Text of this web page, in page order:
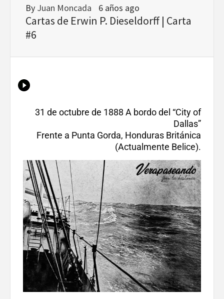
By Juan Moncada 6 años ago
Cartas de Erwin P. Dieseldorff | Carta
#6
31 de octubre de 1888 A bordo del “City of
Dallas”
Frente a Punta Gorda, Honduras Británica
(Actualmente Belice).